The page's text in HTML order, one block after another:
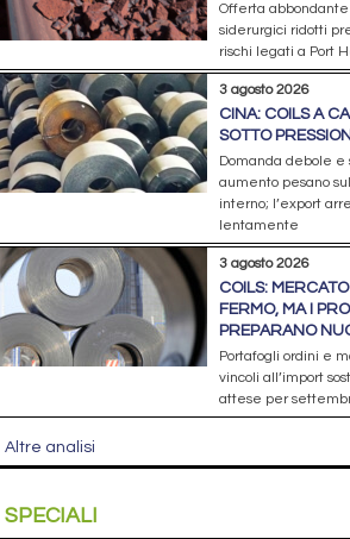
Offerta
siderurgici ridotti
rischi legati a Port
3 agosto 2026
CINA: COILS A
SOTTO
Domanda debole e
aumento pesano
interno; l’export
lentamente
3 agosto 2026
COILS:
FERMO, MA I
PREPARANO
Portafogli ordini e
vincoli all’import
attese per
Altre analisi
SPECIALI